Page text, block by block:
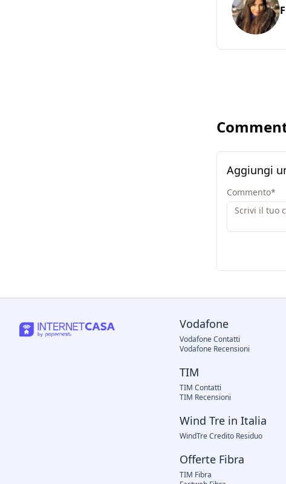
Aggiungi
Commento*
Vodafone
Vodafone Contatti
Vodafone Recensioni
TIM
TIM Contatti
TIM Recensioni
Wind Tre in Italia
WindTre Credito Residuo
Offerte Fibra
TIM Fibra